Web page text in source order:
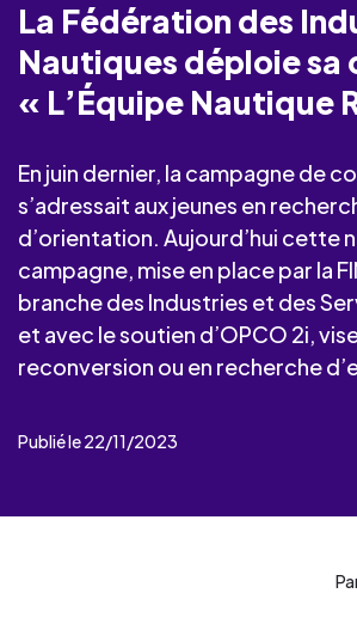
La Fédération des
Nautiques déploie sa
« L’Équipe Nautique
En juin dernier, la campagne de
s’adressait aux jeunes en
d’orientation. Aujourd’hui cette
campagne, mise en place par la
branche des Industries et des
et avec le soutien d’OPCO 2i,
reconversion ou en recherche
Publié le 22/11/2023